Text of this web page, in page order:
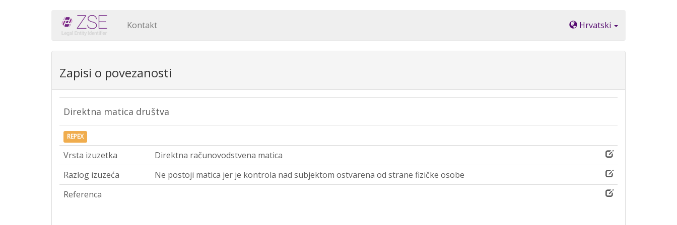
Kontakt Hrvatski
Zapisi o povezanosti
Direktna matica društva
REPEX
Vrsta izuzetka
Direktna računovodstvena matica
Razlog izuzeća
Ne postoji matica jer je kontrola nad subjektom ostvarena od strane fizičke osobe
Referenca